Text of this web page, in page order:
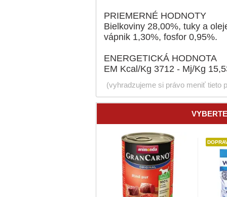
PRIEMERNÉ HODNOTY
Bielkoviny 28,00%, tuky a
vápnik 1,30%, fosfor 0,95%.
ENERGETICKÁ HODNOTA
EM Kcal/Kg 3712 - Mj/Kg
(vyhradzujeme si právo meniť tieto